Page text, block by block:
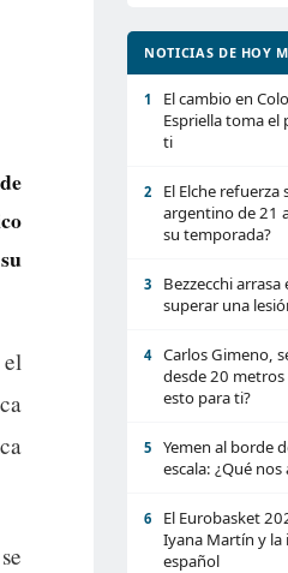
el
NOTICIAS DE HOY
1
El cambio en
Espriella toma el
ti
2
El Elche
argentino de 21
su temporada?
3
Bezzecchi
superar una
4
Carlos Gimeno,
desde 20 metros
esto para ti?
5
Yemen al borde
escala: ¿Qué
6
El Eurobasket
Iyana Martín y la
español